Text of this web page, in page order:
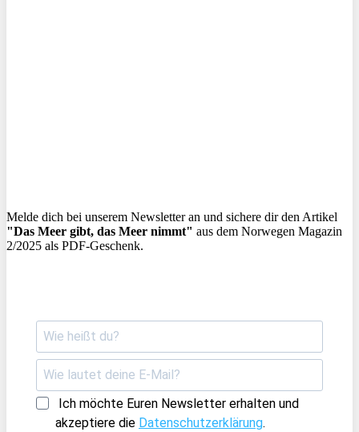
Melde dich bei unserem Newsletter an und sichere dir den Artikel
"Das Meer gibt, das Meer nimmt" aus dem Norwegen Magazin
2/2025 als PDF-Geschenk.
Ich möchte Euren Newsletter erhalten und
akzeptiere die Datenschutzerklärung.